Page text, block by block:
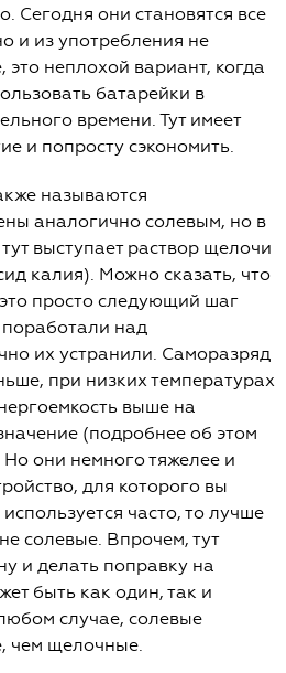
Сегодня они становятся все
и из употребления не
неплохой вариант, когда
батарейки в
времени. Тут имеет
и попросту сэкономить.
называются
аналогично солевым, но в
выступает раствор щелочи
калия). Можно сказать, что
просто следующий шаг
поработали над
их устранили. Саморазряд
при низких температурах
выше на
(подробнее об этом
они немного тяжелее и
для которого вы
часто, то лучше
солевые. Впрочем, тут
и делать поправку на
быть как один, так и
случае, солевые
чем щелочные.